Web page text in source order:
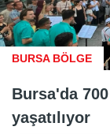
BURSA BÖLGE
Bursa'da
yaşatılıyor